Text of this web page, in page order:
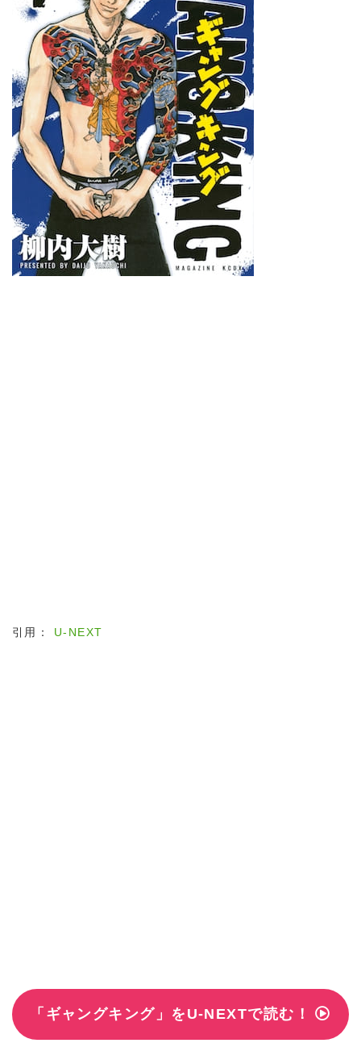
引用： U-NEXT
「ギャングキング」をU-NEXTで読む！